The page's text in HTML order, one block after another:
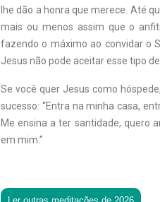
lhe dão a honra que merece. Até
mais ou menos assim que o
fazendo o máximo ao convidar o
Jesus não pode aceitar esse tipo
Se você quer Jesus como
sucesso: “Entra na minha casa,
Me ensina a ter santidade, quero
em mim.”